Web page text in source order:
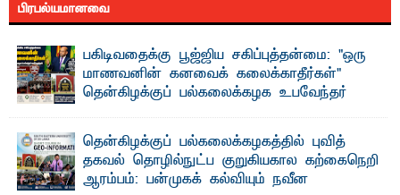
பிரபல்யமானவை
பகிடிவதைக்கு பூஜ்ஜிய சகிப்புத்தன்மை: "ஒரு
மாணவனின் கனவைக் கலைக்காதீர்கள்" –
தென்கிழக்குப் பல்கலைக்கழக உபவேந்தர்
"ஒ ரு மாணவனின் அல்லது மாணவியின் கனவு என்னால்
கலைக்கப்படாது" என்ற உறுதியை ஒவ்வொரு மாணவரும் ...
தென்கிழக்குப் பல்கலைக்கழகத்தில் புவித்
தகவல் தொழில்நுட்ப குறுகியகால கற்கைநெறி
ஆரம்பம்: பன்முகக் கல்வியும் நவீன